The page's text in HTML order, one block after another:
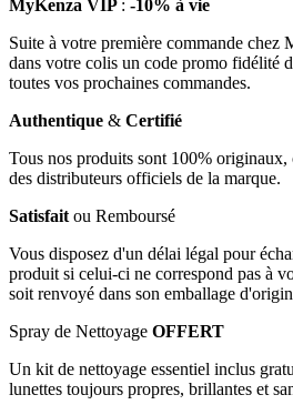
MyKenza VIP : -10% à vie
Suite à votre première commande chez
dans votre colis un code promo fidélité
toutes vos prochaines commandes.
Authentique & Certifié
Tous nos produits sont 100% originaux,
des distributeurs officiels de la marque.
Satisfait ou Remboursé
Vous disposez d'un délai légal pour
produit si celui-ci ne correspond pas à
soit renvoyé dans son emballage
Spray de Nettoyage OFFERT
Un kit de nettoyage essentiel inclus
lunettes toujours propres, brillantes et